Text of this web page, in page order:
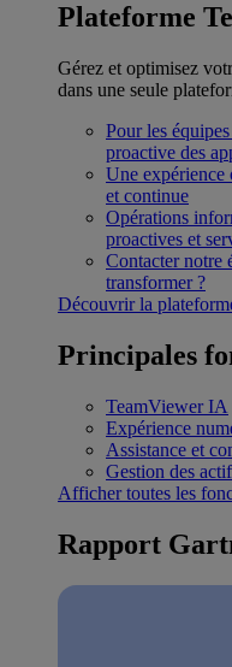
Plateforme
Gérez et optimisez
dans une seule
Pour les
proactive des
Une expérience
et continue
Opérations
proactives et
Contacter notre
transformer ?
Découvrir la
Principales
TeamViewer IA
Expérience
Assistance et
Gestion des
Afficher toutes les
Rapport